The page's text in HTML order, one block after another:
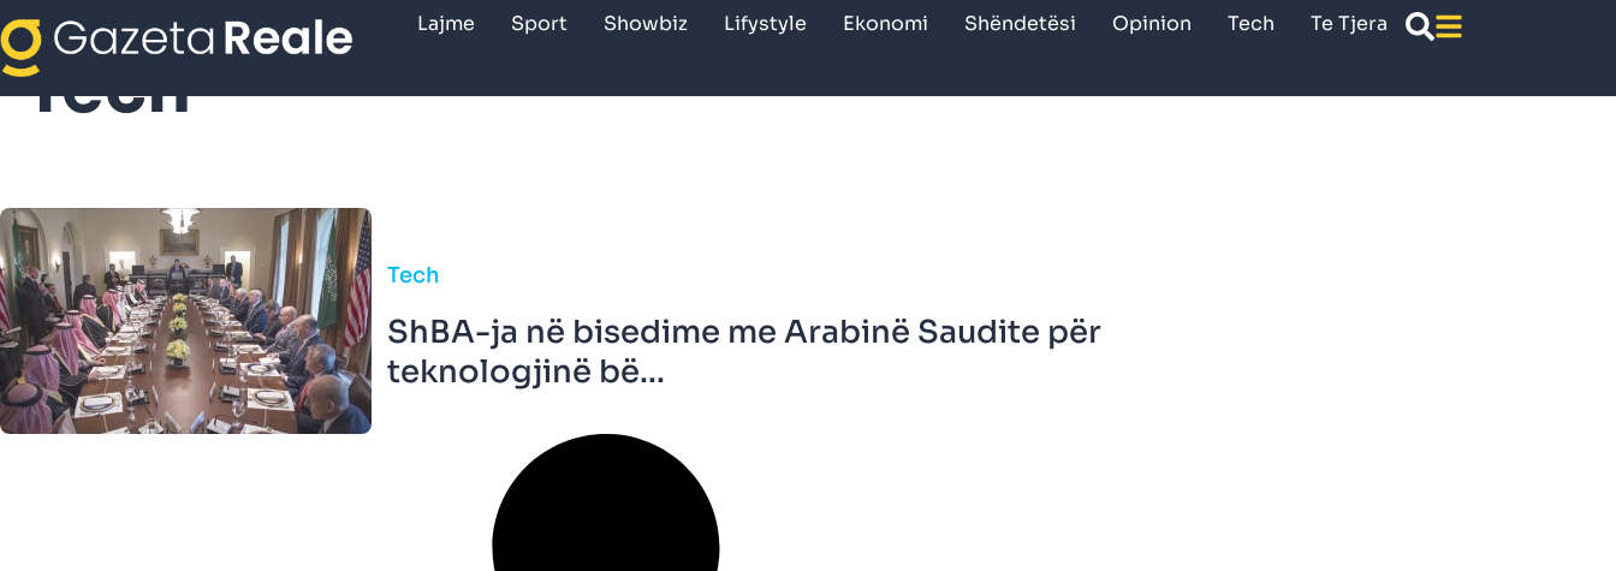
Lajme Sport Showbiz Lifystyle Ekonomi Shëndetësi Opinion Tech Te Tjera
Tech
Tech
ShBA-ja në bisedime me Arabinë Saudite për
teknologjinë bë...